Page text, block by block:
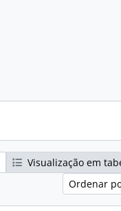
Visualização em
Ordenar